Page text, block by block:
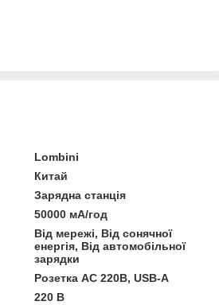
Lombini
Китай
Зарядна станція
50000 мА/год
Від мережі, Від сонячної
енергія, Від автомобільної
зарядки
Розетка AC 220В, USB-A
220 В